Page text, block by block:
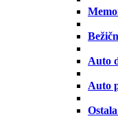
Auto
Auto